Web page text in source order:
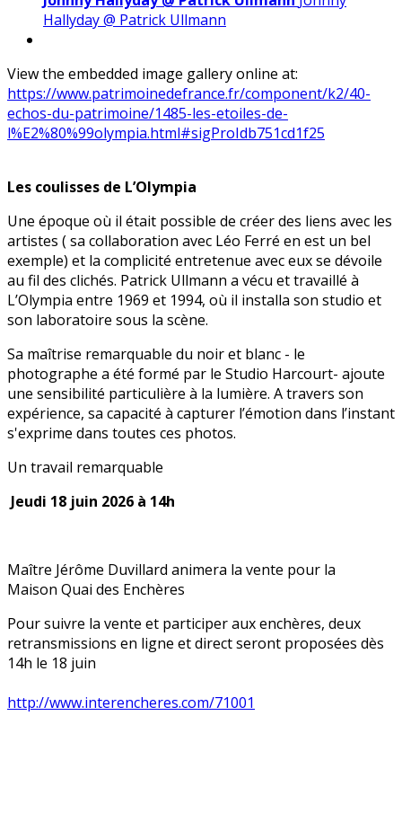
Hallyday @ Patrick Ullmann
View the embedded image gallery online at:
https://www.patrimoinedefrance.fr/component/k2/40-
echos-du-patrimoine/1485-les-etoiles-de-
l%E2%80%99olympia.html#sigProIdb751cd1f25
Les coulisses de L’Olympia
Une époque où il était possible de créer des liens avec les
artistes ( sa collaboration avec Léo Ferré en est un bel
exemple) et la complicité entretenue avec eux se dévoile
au fil des clichés. Patrick Ullmann a vécu et travaillé à
L’Olympia entre 1969 et 1994, où il installa son studio et
son laboratoire sous la scène.
Sa maîtrise remarquable du noir et blanc - le
photographe a été formé par le Studio Harcourt- ajoute
une sensibilité particulière à la lumière. A travers son
expérience, sa capacité à capturer l’émotion dans l’instant
s'exprime dans toutes ces photos.
Un travail remarquable
Jeudi 18 juin 2026 à 14h
Maître Jérôme Duvillard animera la vente pour la
Maison Quai des Enchères
Pour suivre la vente et participer aux enchères, deux
retransmissions en ligne et direct seront proposées dès
14h le 18 juin
http://www.interencheres.com/71001